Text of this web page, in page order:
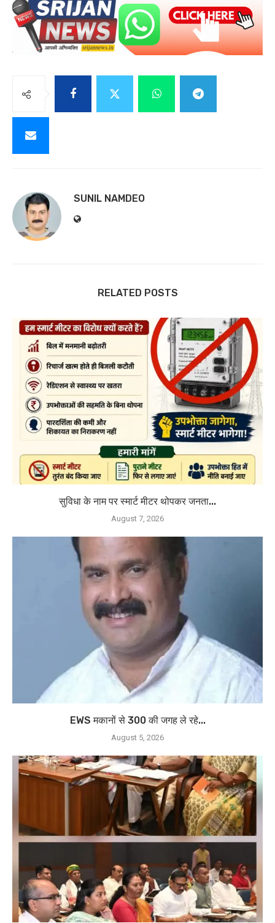
SUNIL NAMDEO
RELATED POSTS
सुविधा के नाम पर स्मार्ट मीटर थोपकर जनता...
August 7, 2026
EWS मकानों से 300 की जगह ले रहे...
August 5, 2026